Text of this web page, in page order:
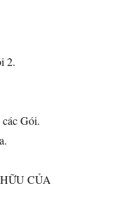
2.
Gói.
CỦA